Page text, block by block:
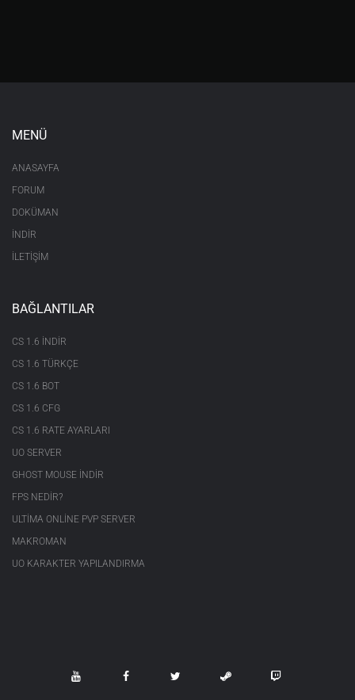
MENÜ
ANASAYFA
FORUM
DOKÜMAN
İNDİR
İLETİŞİM
BAĞLANTILAR
CS 1.6 INDIR
CS 1.6 TÜRKÇE
CS 1.6 BOT
CS 1.6 CFG
CS 1.6 RATE AYARLARI
UO SERVER
GHOST MOUSE INDIR
FPS NEDIR?
ULTIMA ONLINE PVP SERVER
MAKROMAN
UO KARAKTER YAPILANDIRMA